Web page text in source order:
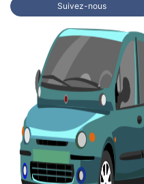
Suivez-nous